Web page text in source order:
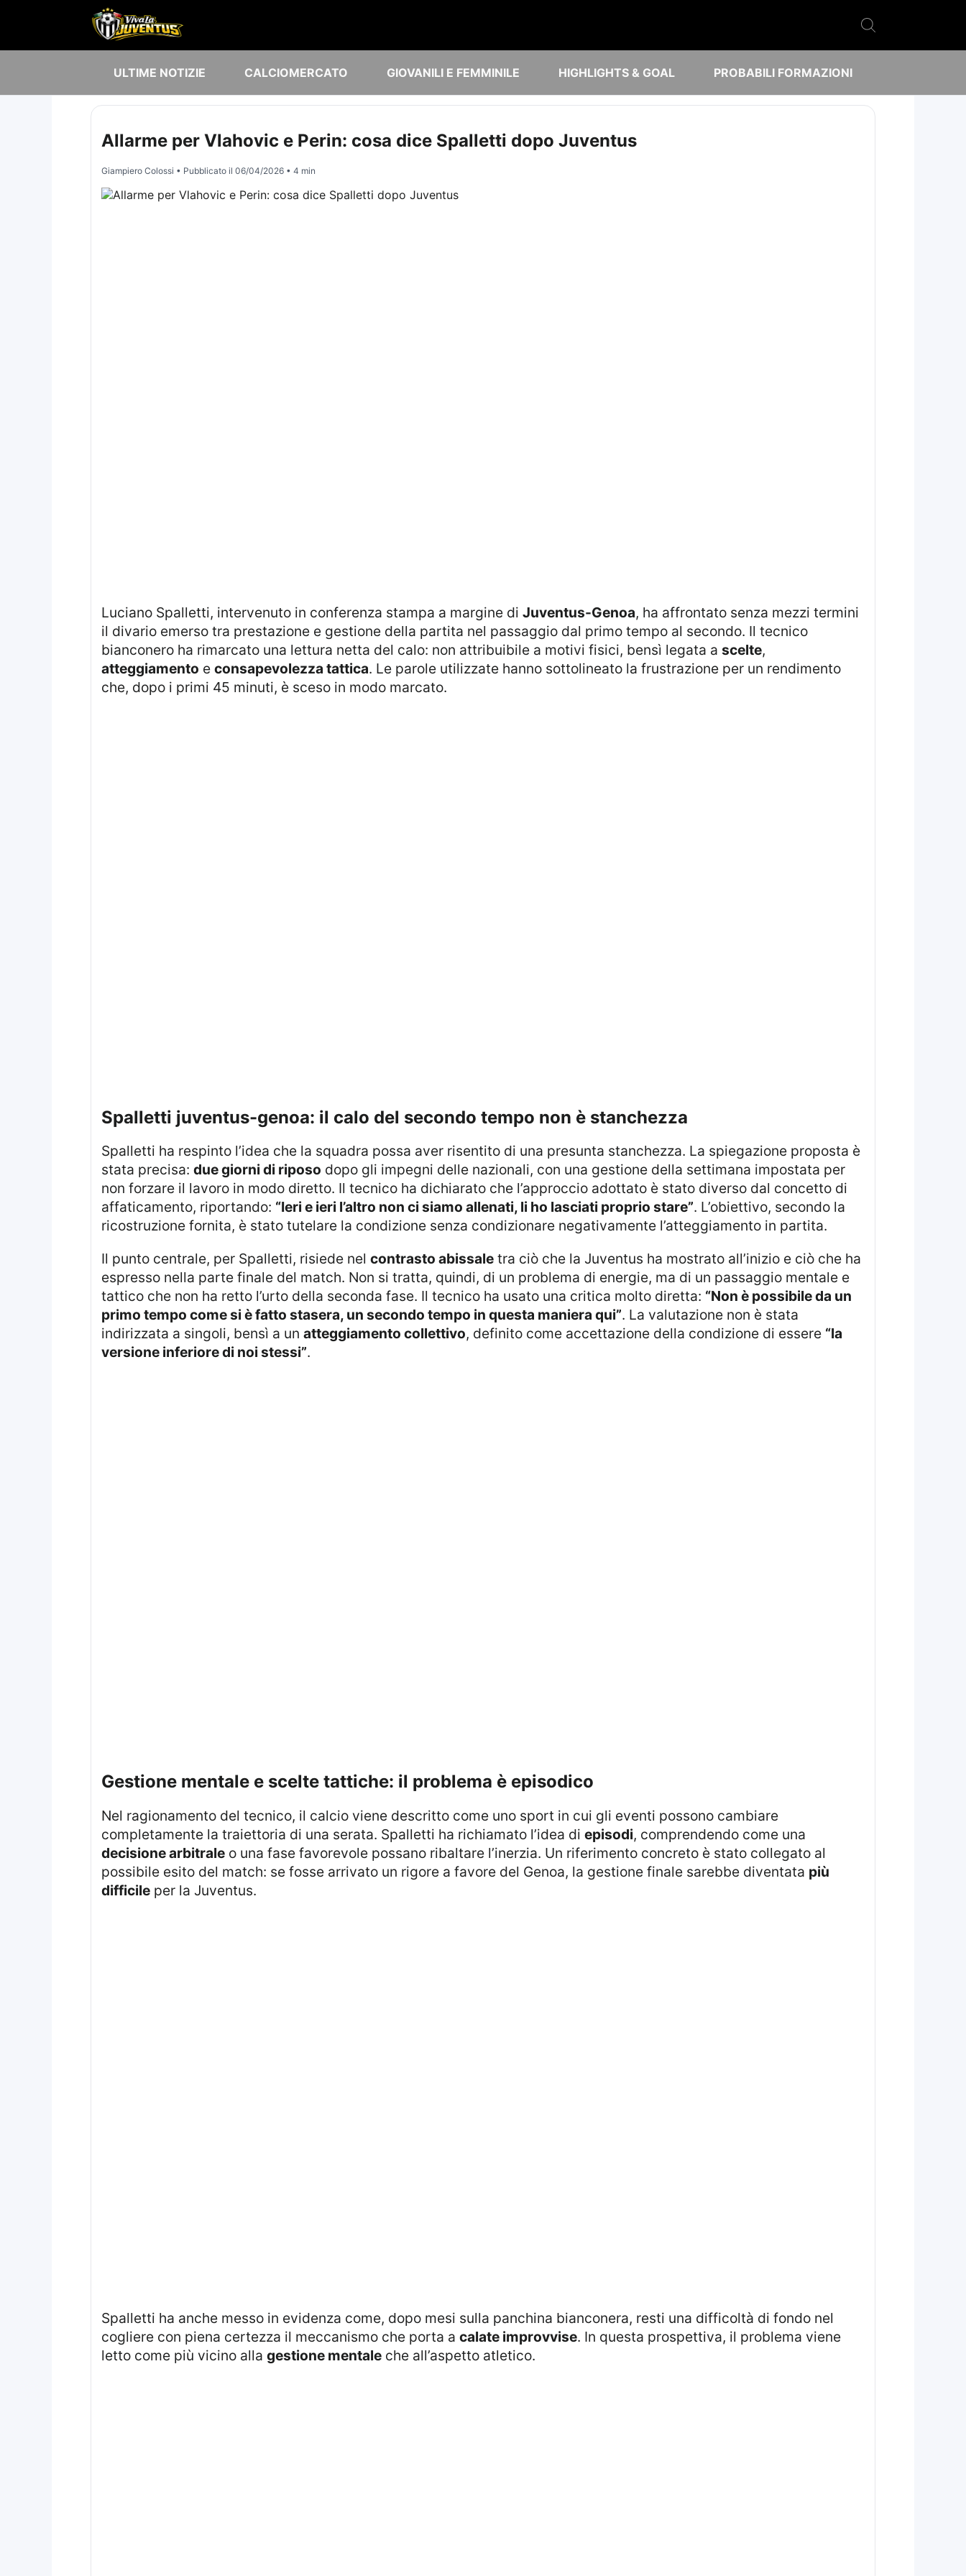
ULTIME NOTIZIE CALCIOMERCATO GIOVANILI E FEMMINILE HIGHLIGHTS & GOAL PROBABILI FORMAZIONI
Allarme per Vlahovic e Perin: cosa dice Spalletti dopo Juventus
Giampiero Colossi • Pubblicato il 06/04/2026• 4 min
Luciano Spalletti, intervenuto in conferenza stampa a margine di Juventus-Genoa, ha affrontato senza mezzi termini
il divario emerso tra prestazione e gestione della partita nel passaggio dal primo tempo al secondo. Il tecnico
bianconero ha rimarcato una lettura netta del calo: non attribuibile a motivi fisici, bensì legata a scelte,
atteggiamento e consapevolezza tattica. Le parole utilizzate hanno sottolineato la frustrazione per un rendimento
che, dopo i primi 45 minuti, è sceso in modo marcato.
spalletti juventus-genoa: il calo del secondo tempo non è stanchezza
Spalletti ha respinto l’idea che la squadra possa aver risentito di una presunta stanchezza. La spiegazione proposta è
stata precisa: due giorni di riposo dopo gli impegni delle nazionali, con una gestione della settimana impostata per
non forzare il lavoro in modo diretto. Il tecnico ha dichiarato che l’approccio adottato è stato diverso dal concetto di
affaticamento, riportando: “Ieri e ieri l’altro non ci siamo allenati, li ho lasciati proprio stare”. L’obiettivo, secondo la
ricostruzione fornita, è stato tutelare la condizione senza condizionare negativamente l’atteggiamento in partita.
Il punto centrale, per Spalletti, risiede nel contrasto abissaletra ciò che la Juventus ha mostrato all’inizio e ciò che ha
espresso nella parte finale del match. Non si tratta, quindi, di un problema di energie, ma di un passaggio mentale e
tattico che non ha retto l’urto della seconda fase. Il tecnico ha usato una critica molto diretta: “Non è possibile da un
primo tempo come si è fatto stasera, un secondo tempo in questa maniera qui”. La valutazione non è stata
indirizzata a singoli, bensì a un atteggiamento collettivo, definito come accettazione della condizione di essere “la
versione inferiore di noi stessi”.
gestione mentale e scelte tattiche: il problema è episodico
Nel ragionamento del tecnico, il calcio viene descritto come uno sport in cui gli eventi possono cambiare
completamente la traiettoria di una serata. Spalletti ha richiamato l’idea di episodi, comprendendo come una
decisione arbitraleo una fase favorevole possano ribaltare l’inerzia. Un riferimento concreto è stato collegato al
possibile esito del match: se fosse arrivato un rigore a favore del Genoa, la gestione finale sarebbe diventata più
difficileper la Juventus.
Spalletti ha anche messo in evidenza come, dopo mesi sulla panchina bianconera, resti una difficoltà di fondo nel
cogliere con piena certezza il meccanismo che porta a calate improvvise. In questa prospettiva, il problema viene
letto come più vicino alla gestione mentaleche all’aspetto atletico.